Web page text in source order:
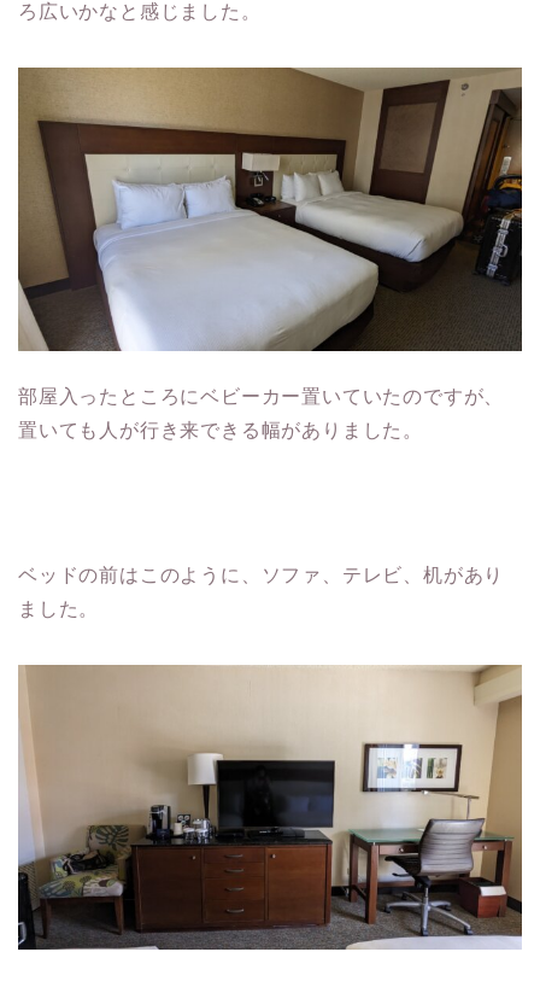
ろ広いかなと感じました。
部屋入ったところにベビーカー置いていたのですが、
置いても人が行き来できる幅がありました。
ベッドの前はこのように、ソファ、テレビ、机があり
ました。